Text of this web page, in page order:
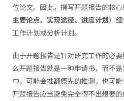
位论文。因此，撰写开题报告的核
主要论点、实现途径、进度计划）
工作计划或分析计划。
由于开题报告是针对研究工作的必
么开题报告就是一种申请书，而不
中，可能会推翻原先的推测，也可
开题报告应当避免完全得不出想要